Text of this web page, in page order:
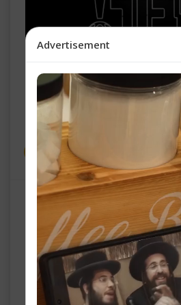
Advertisement